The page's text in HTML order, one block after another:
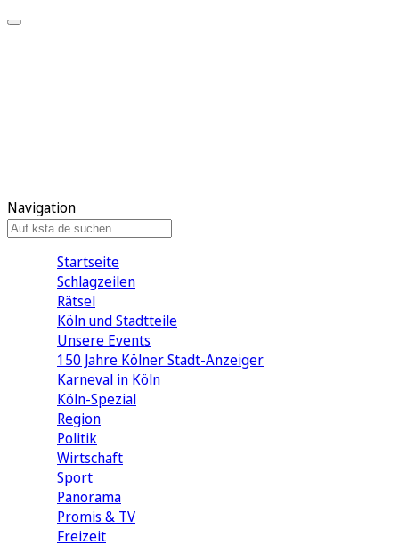
Navigation
Startseite
Schlagzeilen
Rätsel
Köln und Stadtteile
Unsere Events
150 Jahre Kölner Stadt-Anzeiger
Karneval in Köln
Köln-Spezial
Region
Politik
Wirtschaft
Sport
Panorama
Promis & TV
Freizeit